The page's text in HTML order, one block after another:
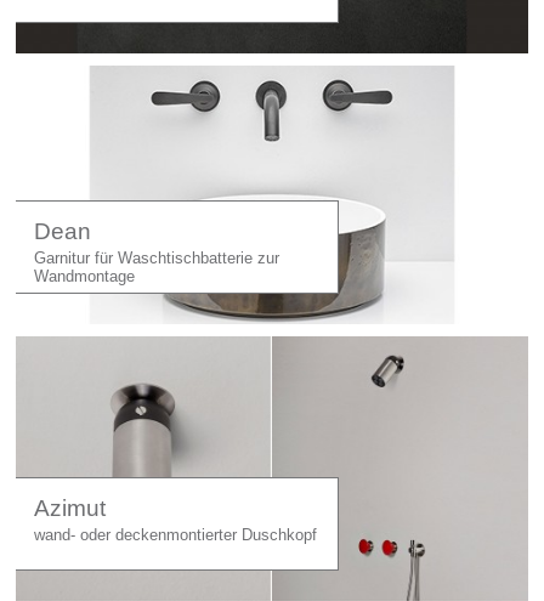
Dean
Garnitur für Waschtischbatterie zur
Wandmontage
Azimut
wand- oder deckenmontierter Duschkopf